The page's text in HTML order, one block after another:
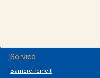
Service
Barrierefreiheit